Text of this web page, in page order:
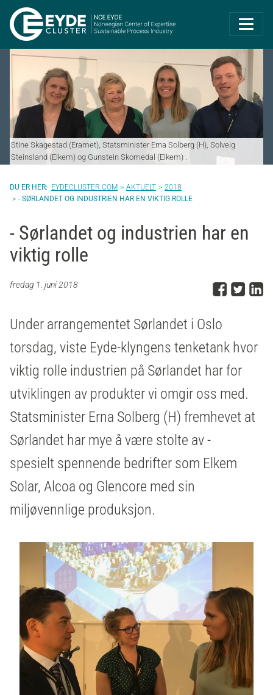
Eyde-Cluster |
Stine Skagestad (Eramet), Statsminister Erna Solberg (H), Solveig
Steinsland (Elkem) og Gunstein Skomedal (Elkem) .
EYDECLUSTER.COM AKTUELT
2018
- SØRLANDET OG INDUSTRIEN HAR EN VIKTIG ROLLE
- Sørlandet og industrien har en
viktig rolle
fredag 1. juni 2018 DelDel
Under arrangementet Sørlandet i Oslo
torsdag, viste Eyde-klyngens tenketank hvor
viktig rolle industrien på Sørlandet har for
utviklingen av produkter vi omgir oss med.
Statsminister Erna Solberg (H) fremhevet at
Sørlandet har mye å være stolte av -
spesielt spennende bedrifter som Elkem
Solar, Alcoa og Glencore med sin
miljøvennlige produksjon.